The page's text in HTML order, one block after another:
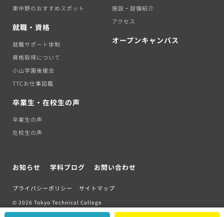
東中野のおすすめスポット
就職・資格
就職サポート体制
資格取得について
小山学園後援会
TTCお仕事図鑑
卒業生・在校生の声
卒業生の声
在校生の声
施設・設備紹介
アクセス
オープンキャンパス
お知らせ 学科ブログ お問い合わせ
プライバシーポリシー サイトマップ
© 2026 Tokyo Technical College